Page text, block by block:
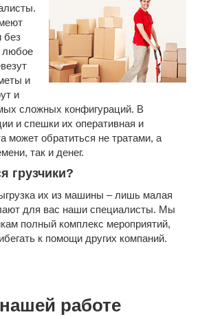
без
любое
и
и
сложных конфигураций. В
и спешки их оперативная и
может обратиться не тратами, а
так и денег.
грузчики?
их из машины – лишь малая
для вас наши специалисты. Мы
полный комплекс мероприятий,
к помощи других компаний.
работе